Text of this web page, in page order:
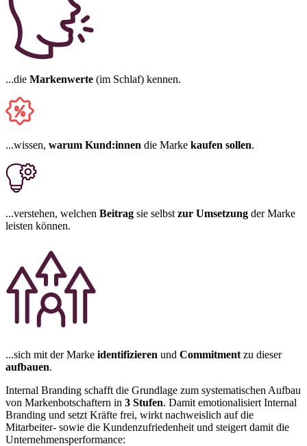
...die Markenwerte (im Schlaf) kennen.
...wissen, warum Kund:innen die Marke kaufen sollen.
...verstehen, welchen Beitrag sie selbst zur Umsetzung der Marke
leisten können.
...sich mit der Marke identifizieren und Commitment zu dieser
aufbauen.
Internal Branding schafft die Grundlage zum systematischen Aufbau
von Markenbotschaftern in 3 Stufen. Damit emotionalisiert Internal
Branding und setzt Kräfte frei, wirkt nachweislich auf die
Mitarbeiter- sowie die Kundenzufriedenheit und steigert damit die
Unternehmensperformance: